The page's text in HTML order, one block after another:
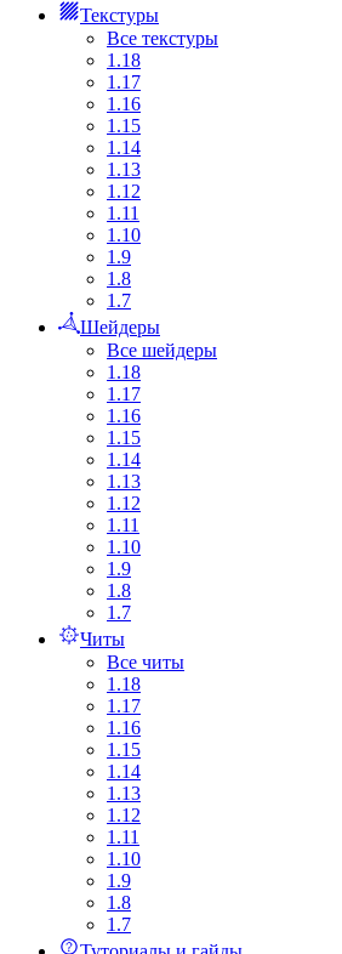
Текстуры
Все текстуры
1.18
1.17
1.16
1.15
1.14
1.13
1.12
1.11
1.10
1.9
1.8
1.7
Шейдеры
Все шейдеры
1.18
1.17
1.16
1.15
1.14
1.13
1.12
1.11
1.10
1.9
1.8
1.7
Читы
Все читы
1.18
1.17
1.16
1.15
1.14
1.13
1.12
1.11
1.10
1.9
1.8
1.7